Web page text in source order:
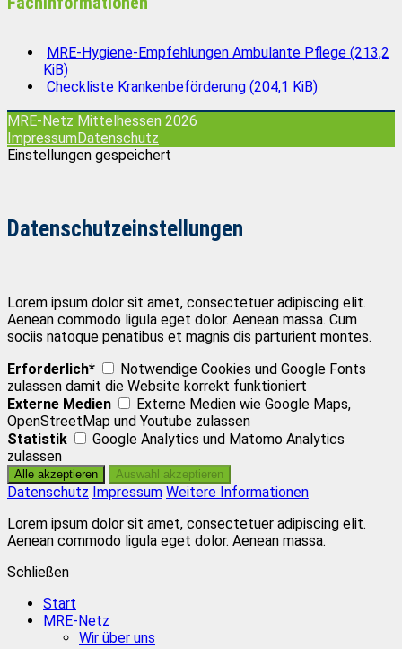
MRE-Hygiene-Empfehlungen Ambulante Pflege (213,2
KiB)
Checkliste Krankenbeförderung (204,1 KiB)
MRE-Netz Mittelhessen 2026
ImpressumDatenschutz
Einstellungen gespeichert
Datenschutzeinstellungen
Lorem ipsum dolor sit amet, consectetuer adipiscing elit.
Aenean commodo ligula eget dolor. Aenean massa. Cum
sociis natoque penatibus et magnis dis parturient montes.
Erforderlich*
Notwendige Cookies und Google Fonts
zulassen damit die Website korrekt funktioniert
Externe Medien
Externe Medien wie Google Maps,
OpenStreetMap und Youtube zulassen
Statistik
Google Analytics und Matomo Analytics
zulassen
Datenschutz Impressum Weitere Informationen
Lorem ipsum dolor sit amet, consectetuer adipiscing elit.
Aenean commodo ligula eget dolor. Aenean massa.
Schließen
Start
MRE-Netz
Wir über uns